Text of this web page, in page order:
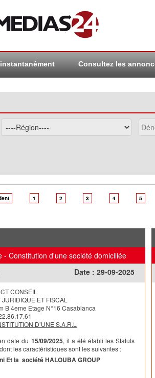
Consultez les
1 2 3 4 5
Constitution d'une société domiciliée
Date : 29-09-2025
CONSEIL
JURIDIQUE ET FISCAL
B 4eme Etage N°16 Casablanca
D’UNE S.A.R.L
date du 15/09/2025, il a été établi les Statuts
les caractéristiques sont les suivantes :
Et la société HALOUBA GROUP